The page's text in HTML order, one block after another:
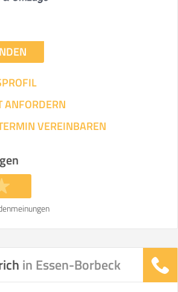
ANFORDERN
VEREINBAREN
in Essen-Borbeck